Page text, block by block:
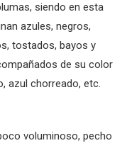
siendo en esta
azules, negros,
tostados, bayos y
de su color
azul chorreado, etc.
voluminoso, pecho